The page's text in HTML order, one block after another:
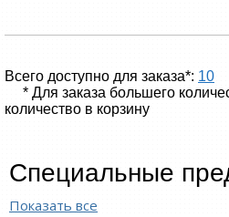
Всего доступно для заказа*: 10
* Для заказа большего
количество в корзину
Специальные
Показать все